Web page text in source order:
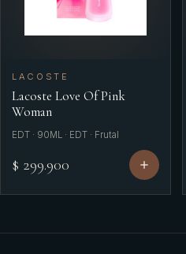
LACOSTE
Lacoste Love Of Pink
Woman
EDT · 90ML · EDT · Frutal
$ 299.900